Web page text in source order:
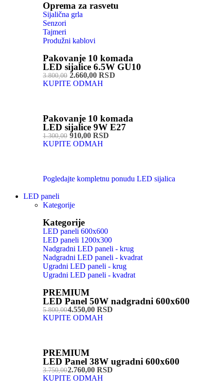
Oprema za rasvetu
Sijalična grla
Senzori
Tajmeri
Produžni kablovi
Pakovanje 10 komada
LED sijalice 6.5W GU10
3.800,002.660,00 RSD
KUPITE ODMAH
Pakovanje 10 komada
LED sijalice 9W E27
1.300,00910,00 RSD
KUPITE ODMAH
Pogledajte kompletnu ponudu LED sijalica
LED paneli
Kategorije
Kategorije
LED paneli 600x600
LED paneli 1200x300
Nadgradni LED paneli - krug
Nadgradni LED paneli - kvadrat
Ugradni LED paneli - krug
Ugradni LED paneli - kvadrat
PREMIUM
LED Panel 50W nadgradni 600x600
5.800,004.550,00 RSD
KUPITE ODMAH
PREMIUM
LED Panel 38W ugradni 600x600
3.750,002.760,00 RSD
KUPITE ODMAH